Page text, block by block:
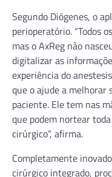
Segundo Diógenes, o
perioperatório. “Todos
mas o AxReg não
digitalizar as
experiência do
que o ajude a melhorar
paciente. Ele tem nas
que podem nortear
cirúrgico”, afirma.
Completamente
cirúrgico integrado,